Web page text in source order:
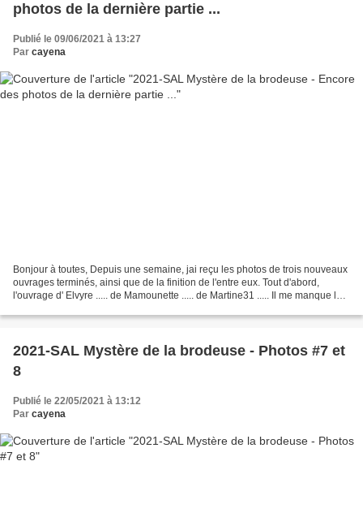
photos de la dernière partie ...
Publié le 09/06/2021 à 13:27
Par cayena
Bonjour à toutes, Depuis une semaine, jai reçu les photos de trois nouveaux
ouvrages terminés, ainsi que de la finition de l'entre eux. Tout d'abord,
l'ouvrage d' Elvyre ..... de Mamounette ..... de Martine31 ..... Il me manque les
2021-SAL Mystère de la brodeuse - Photos #7 et
8
Publié le 22/05/2021 à 13:12
Par cayena